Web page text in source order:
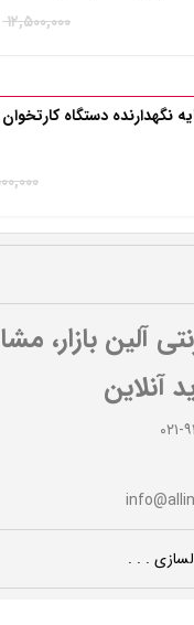
۱۲,۵۰۰,۰۰۰
نگهدارنده دستگاه کارتخوان
آلین بازار،
آنلاین
. . .